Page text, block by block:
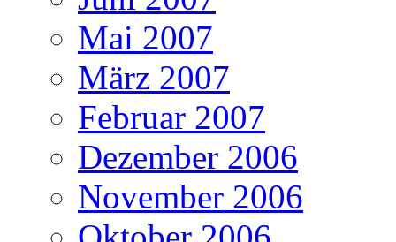
Mai 2007
März 2007
Februar 2007
Dezember 2006
November 2006